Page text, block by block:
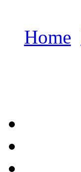
Home